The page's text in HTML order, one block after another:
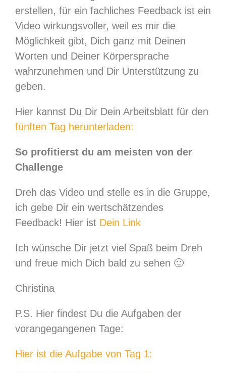
erstellen, für ein fachliches Feedback ist ein
Video wirkungsvoller, weil es mir die
Möglichkeit gibt, Dich ganz mit Deinen
Worten und Deiner Körpersprache
wahrzunehmen und Dir Unterstützung zu
geben.
Hier kannst Du Dir Dein Arbeitsblatt für den
fünften Tag herunterladen:
So profitierst du am meisten von der
Challenge
Dreh das Video und stelle es in die Gruppe,
ich gebe Dir ein wertschätzendes
Feedback! Hier ist Dein Link
Ich wünsche Dir jetzt viel Spaß beim Dreh
und freue mich Dich bald zu sehen 🙂
Christina
P.S. Hier findest Du die Aufgaben der
vorangegangenen Tage:
Hier ist die Aufgabe von Tag 1: